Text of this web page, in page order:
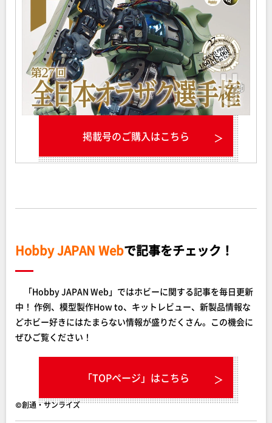
掲載号のご購入はこちら
Hobby JAPAN Webで記事をチェック！
「Hobby JAPAN Web」ではホビーに関する記事を毎日更新
中！ 作例、模型製作How to、キットレビュー、新製品情報な
どホビー好きにはたまらない情報が盛りだくさん。この機会に
ぜひご覧ください！
「TOPページ」はこちら
©創通・サンライズ